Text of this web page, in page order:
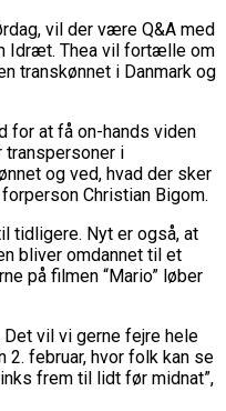
vil der være Q&A med
Idræt. Thea vil fortælle om
transkønnet i Danmark og
for at få on-hands viden
transpersoner i
og ved, hvad der sker
Christian Bigom.
tidligere. Nyt er også, at
bliver omdannet til et
på filmen “Mario” løber
vil vi gerne fejre hele
februar, hvor folk kan se
frem til lidt før midnat”,